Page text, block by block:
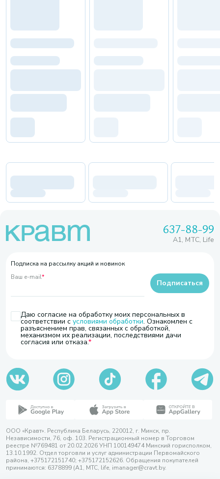
637-88-99
A1, МТС, Life
Подписка на рассылку акций и новинок
Ваш e-mail*
Даю согласие на обработку моих персональных в
соответствии с условиями обработки. Ознакомлен с
разъяснением прав, связанных с обработкой,
механизмом их реализации, последствиями дачи
согласия или отказа.
Подписаться
ООО «Кравт». Республика Беларусь, 220012, г. Минск, пр.
Независимости, 76, оф. 103. Регистрационный номер в Торговом
реестре №769481 от 20.02.2026 УНП 100149474 Минский горисполком,
13.10.1992. Отдел торговли и услуг администрации Первомайского
района, +375172151740; +375172152626. Обращения покупателей
принимаются: 6378899 (А1, МТС, life, imanager@cravt.by.